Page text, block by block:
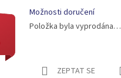
Možnosti doručení
Položka byla vyprodána…
ZEPTAT SE